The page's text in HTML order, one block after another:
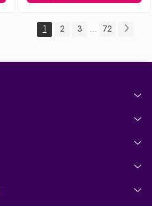
1 2 3 ... 72